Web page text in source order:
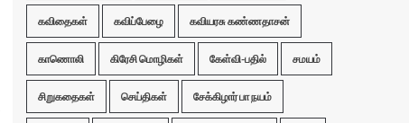
கவிதைகள் கவிப்பேழை கவியரசு கண்ணதாசன்
காணொலி கிரேசி மொழிகள் கேள்வி-பதில் சமயம்
சிறுகதைகள் செய்திகள் சேக்கிழார் பா நயம்